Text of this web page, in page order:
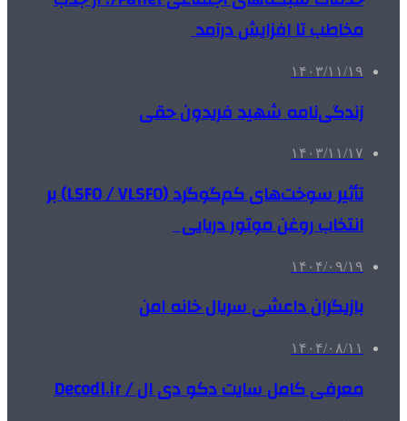
مخاطب تا افزایش درآمد
۱۴۰۳/۱۱/۱۹
زندگی‌نامه شهید فریدون حقی
۱۴۰۳/۱۱/۱۷
تأثیر سوخت‌های کم‌گوگرد (LSFO / VLSFO) بر
انتخاب روغن موتور دریایی
۱۴۰۴/۰۹/۱۹
بازیگران داعشی سریال خانه امن
۱۴۰۴/۰۸/۱۱
معرفی کامل سایت دکو دی ال / Decodl.ir